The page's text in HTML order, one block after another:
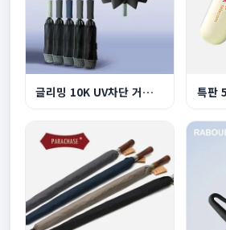
글리밍 10K UV차단 거꾸로 3단 완자동 양우산